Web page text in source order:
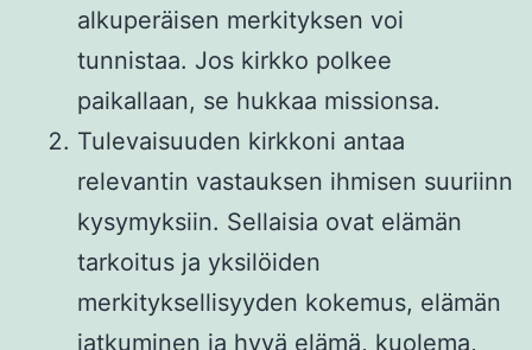
alkuperäisen merkityksen voi
tunnistaa. Jos kirkko polkee
paikallaan, se hukkaa missionsa.
Tulevaisuuden kirkkoni antaa
relevantin vastauksen ihmisen suuriinn
kysymyksiin. Sellaisia ovat elämän
tarkoitus ja yksilöiden
merkityksellisyyden kokemus, elämän
jatkuminen ja hyvä elämä, kuolema,